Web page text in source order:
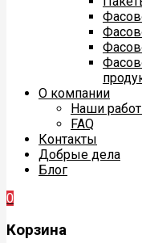
О компании
Наши
FAQ
Контакты
Добрые дела
Блог
0
Корзина